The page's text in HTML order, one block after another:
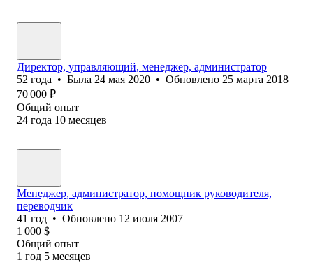
Директор, управляющий, менеджер, администратор
52 года • Была 24 мая 2020 • Обновлено 25 марта 2018
70 000 ₽
Общий опыт
24 года 10 месяцев
Менеджер, администратор, помощник руководителя,
переводчик
41 год • Обновлено 12 июля 2007
1 000 $
Общий опыт
1 год 5 месяцев